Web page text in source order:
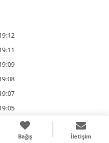
Bağış İletişim